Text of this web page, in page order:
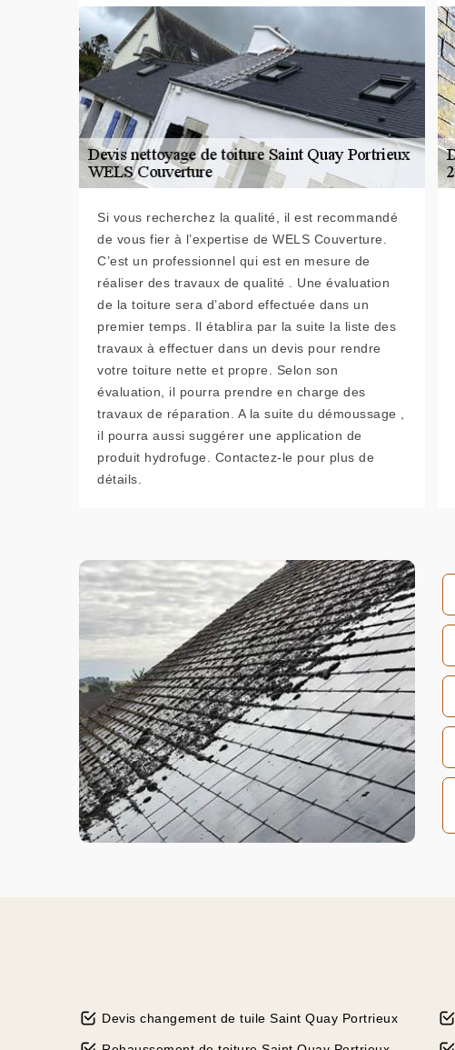
Si vous recherchez la qualité, il est recommandé
de vous fier à l’expertise de WELS Couverture.
C’est un professionnel qui est en mesure de
réaliser des travaux de qualité . Une évaluation
de la toiture sera d’abord effectuée dans un
premier temps. Il établira par la suite la liste des
travaux à effectuer dans un devis pour rendre
votre toiture nette et propre. Selon son
évaluation, il pourra prendre en charge des
travaux de réparation. A la suite du démoussage ,
il pourra aussi suggérer une application de
produit hydrofuge. Contactez-le pour plus de
détails.
Devis changement de tuile Saint Quay Portrieux